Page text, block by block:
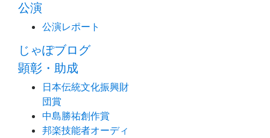
公演
公演レポート
じゃぽブログ
顕彰・助成
日本伝統文化振興財
団賞
中島勝祐創作賞
邦楽技能者オーディ